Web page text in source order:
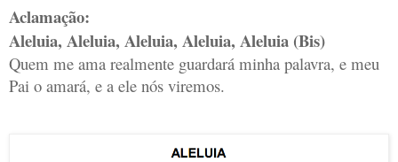
Aclamação:
Aleluia, Aleluia, Aleluia, Aleluia, Aleluia (Bis)
Quem me ama realmente guardará minha palavra, e meu
Pai o amará, e a ele nós viremos.